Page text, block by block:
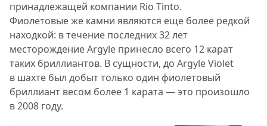
принадлежащей компании Rio Tinto.
Фиолетовые же камни являются еще более редкой
находкой: в течение последних 32 лет
месторождение Argyle принесло всего 12 карат
таких бриллиантов. В сущности, до Argyle Violet
в шахте был добыт только один фиолетовый
бриллиант весом более 1 карата — это произошло
в 2008 году.